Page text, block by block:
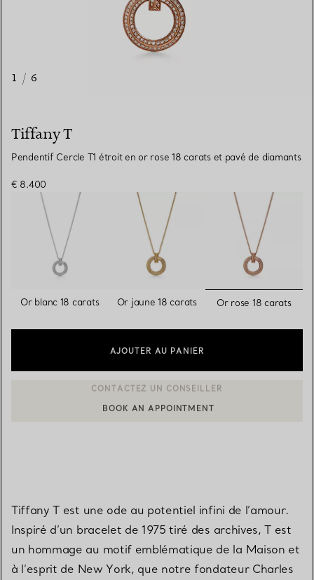
1 / 6
Tiffany T
Pendentif Cercle T1 étroit en or rose 18 carats et pavé de diamants
€ 8.400
Or blanc 18 carats Or jaune 18 carats Or rose 18 carats
AJOUTER AU PANIER
CONTACTER UN CONSEILLER CLIENT OU PRENDRE RENDEZ-
Tiffany T est une ode au potentiel infini de l’amour.
Inspiré d’un bracelet de 1975 tiré des archives, T est
un hommage au motif emblématique de la Maison et
à l’esprit de New York, que notre fondateur Charles